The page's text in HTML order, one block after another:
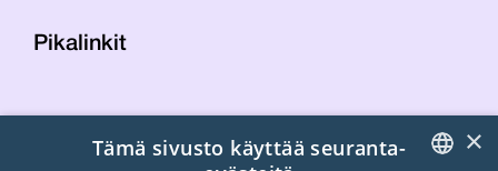
Pikalinkit
Laskutustiedot
×
Tämä sivusto käyttää seuranta-